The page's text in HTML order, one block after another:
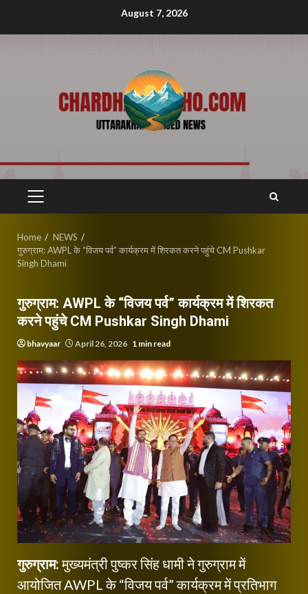
August 7, 2026
PRIMARY
Home
NEWS
गुरुग्राम: AWPL के “विजय पर्व” कार्यक्रम में शिरकत करने पहुंचे CM Pushkar
Singh Dhami
गुरुग्राम: AWPL के “विजय पर्व” कार्यक्रम में शिरकत
करने पहुंचे CM Pushkar Singh Dhami
bhavyaar April 26, 2026 1 min read
गुरुग्राम:मुख्यमंत्री पुष्कर सिंह धामी ने गुरुग्राम में
आयोजित AWPL के “विजय पर्व” कार्यक्रम में प्रतिभाग